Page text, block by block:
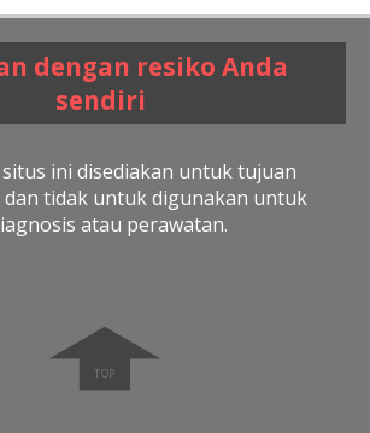
dengan resiko Anda
sendiri
situs ini disediakan untuk tujuan
dan tidak untuk digunakan untuk
atau perawatan.
➧